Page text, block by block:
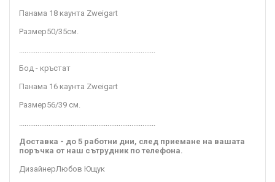
Панама 18 каунта Zweigart
Размер50/35см.
..........................................................................
Бод - кръстат
Панама 16 каунта Zweigart
Размер56/39 см.
..........................................................................
Доставка - до 5 работни дни, след приемане на вашата
поръчка от наш сътрудник по телефона.
ДизайнерЛюбов Ющук